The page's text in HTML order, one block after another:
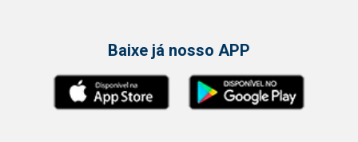
Baixe já nosso APP